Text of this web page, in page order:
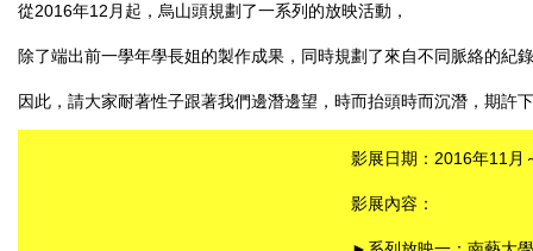
從2016年12月起，烏山頭規劃了一系列的放映活動，
除了端出前一學年學長姐的製作成果， 同時規劃了來自不同脈絡的紀
因此，請大家耐著性子跟著我們邊潛邊望，時而抬頭時而沉潛，期許
影展日期： 2016年11月
影展內容：